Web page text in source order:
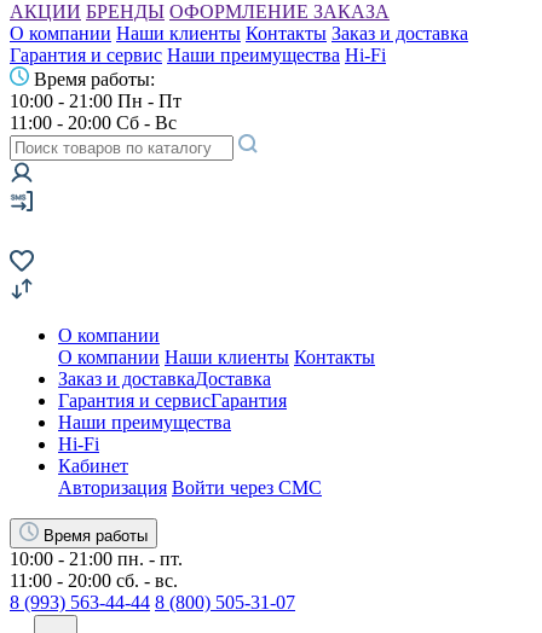
АКЦИИ БРЕНДЫ ОФОРМЛЕНИЕ ЗАКАЗА
О компании Наши клиенты Контакты Заказ и доставка
Гарантия и сервис Наши преимущества Hi-Fi
Время работы:
10:00 - 21:00 Пн - Пт
11:00 - 20:00 Сб - Вс
О компании
О компании Наши клиенты Контакты
Заказ и доставкаДоставка
Гарантия и сервисГарантия
Наши преимущества
Hi-Fi
Кабинет
Авторизация Войти через СМС
Время работы
10:00 - 21:00 пн. - пт.
11:00 - 20:00 сб. - вс.
8 (993) 563-44-44 8 (800) 505-31-07